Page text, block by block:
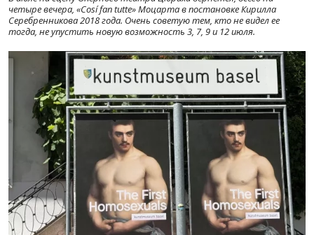
четыре вечера, «Cosí fan tutte» Моцарта в постановке Кирилла
Серебренникова 2018 года. Очень советую тем, кто не видел ее
тогда, не упустить новую возможность 3, 7, 9 и 12 июля.